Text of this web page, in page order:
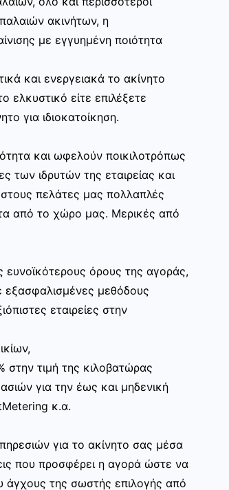
ακινήτων, η
με εγγυημένη ποιότητα
και ενεργειακά το ακίνητο
ελκυστικό είτε επιλέξετε
για ιδιοκατοίκηση.
και ωφελούν ποικιλοτρόπως
των ιδρυτών της εταιρείας και
πελάτες μας πολλαπλές
από το χώρο μας. Μερικές από
όρους της αγοράς,
μεθόδους
εταιρείες στην
στην τιμή της κιλοβατώρας
για την έως και μηδενική
κ.α.
για το ακίνητο σας μέσα
που προσφέρει η αγορά ώστε να
άγχους της σωστής επιλογής από